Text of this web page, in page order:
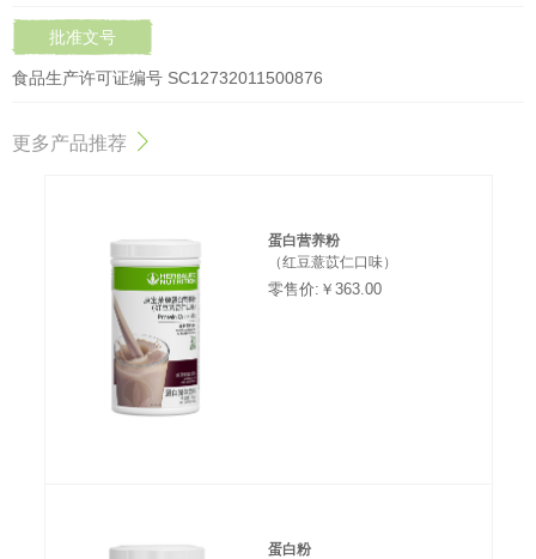
批准文号
食品生产许可证编号 SC12732011500876
更多产品推荐
蛋白营养粉
（红豆薏苡仁口味）
零售价:￥363.00
蛋白粉